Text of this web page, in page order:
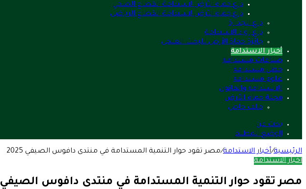
درع حماة الأرض لاستدامة القطاع الصحي
درع حماة الأرض لاستدامة القطاع الرياضي
درع الجدارة
درع رواد الاستدامة
جائزة حماة الأرض للبحث العلمي
أخبار الاستدامة
صناعات مستدامة
خطى مستدامة
علوم مستدامة
الاستدامة والقانون
مجلة حماة الأرض
ملف خاص
بحث عن
الوضع المظلم
الرئيسية/أخبار الاستدامة/مصر تقود حوار التنمية المستدامة في منتدى دافوس الصيفي 2025
أخبار الاستدامة
مصر تقود حوار التنمية المستدامة في منتدى دافوس الصيفي 2025